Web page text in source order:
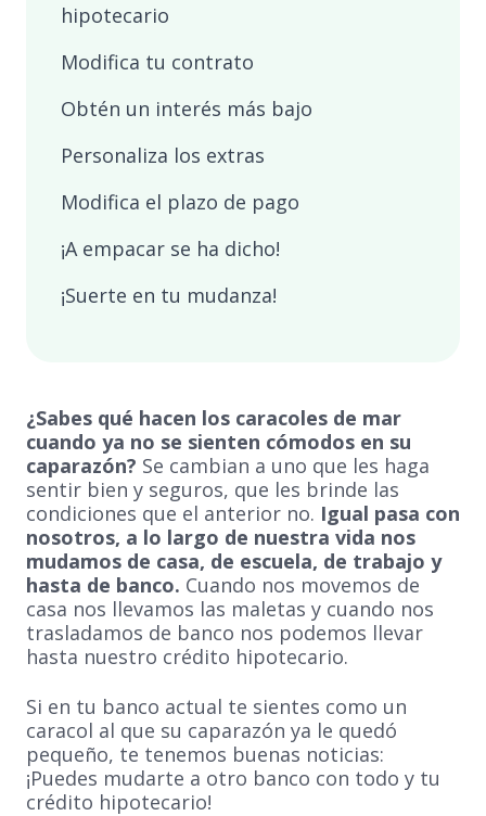
hipotecario
Modifica tu contrato
Obtén un interés más bajo
Personaliza los extras
Modifica el plazo de pago
¡A empacar se ha dicho!
¡Suerte en tu mudanza!
¿Sabes qué hacen los caracoles de mar
cuando ya no se sienten cómodos en su
caparazón? Se cambian a uno que les haga
sentir bien y seguros, que les brinde las
condiciones que el anterior no. Igual pasa con
nosotros, a lo largo de nuestra vida nos
mudamos de casa, de escuela, de trabajo y
hasta de banco. Cuando nos movemos de
casa nos llevamos las maletas y cuando nos
trasladamos de banco nos podemos llevar
hasta nuestro crédito hipotecario.
Si en tu banco actual te sientes como un
caracol al que su caparazón ya le quedó
pequeño, te tenemos buenas noticias:
¡Puedes mudarte a otro banco con todo y tu
crédito hipotecario!